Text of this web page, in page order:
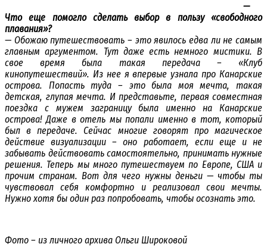
—
Что еще помогло сделать выбор в пользу «свободного
плавания»?
— Обожаю путешествовать – это явилось едва ли не самым
главным аргументом. Тут даже есть немного мистики. В
свое время была такая передача – «Клуб
кинопутешествий». Из нее я впервые узнала про Канарские
острова. Попасть туда – это была моя мечта, такая
детская, глупая мечта. И представьте, первая совместная
поездка с мужем заграницу была именно на Канарские
острова! Даже в отель мы попали именно в тот, который
был в передаче. Сейчас многие говорят про магическое
действие визуализации – оно работает, если еще и не
забывать действовать самостоятельно, принимать нужные
решения. Теперь мы много путешествуем по Европе, США и
прочим странам. Вот для чего нужны деньги — чтобы ты
чувствовал себя комфортно и реализовал свои мечты.
Нужно хотя бы один раз попробовать, чтобы осознать это.
Фото – из личного архива Ольги Широковой